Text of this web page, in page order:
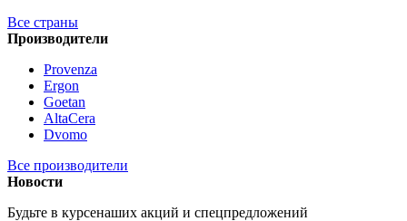
Все страны
Производители
Provenza
Ergon
Goetan
AltaСera
Dvomo
Все производители
Новости
Будьте в курсенаших акций и спецпредложений